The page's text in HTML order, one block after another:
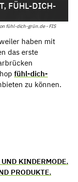
fühl-dich-grün.de - FIS
FÜHL-DICH-
haben mit
das erste
fühl-dich-
zu können.
KINDERMODE.
PRODUKTE.